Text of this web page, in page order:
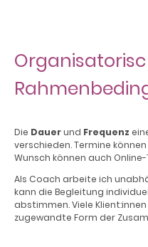
Die Dauerund Frequenz
verschieden. Termine
Wunsch können auch
Als Coach arbeite ich
kann die Begleitung
abstimmen. Viele
zugewandte Form der